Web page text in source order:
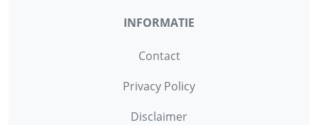
INFORMATIE
Contact
Privacy Policy
Disclaimer